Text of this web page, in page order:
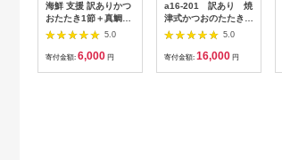
海鮮 支援 訳ありかつ
おたたき1節＋真鯛漬
け丼の素1食 冷凍 保
存食 小分け 惣菜 そう
ざい パック 漬け 本場
5.0
寄付金額: 6,000 円
a16-201 訳あり 焼
津式かつおのたたき炭
火焼き 3kg以上（約6
5.0
寄付金額: 16,000 円